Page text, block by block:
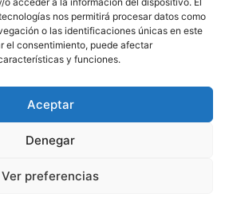
nos permitirá procesar datos como
o las identificaciones únicas en este
el consentimiento, puede afectar
y funciones.
Aceptar
Denegar
Ver preferencias
Contactar
de Diabetes Foro – Blog